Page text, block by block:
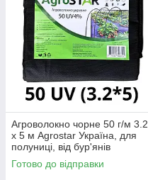
Агроволокно чорне 50 г/м 3.2
х 5 м Agrostar Україна, для
полуниці, від бур'янів
Готово до відправки